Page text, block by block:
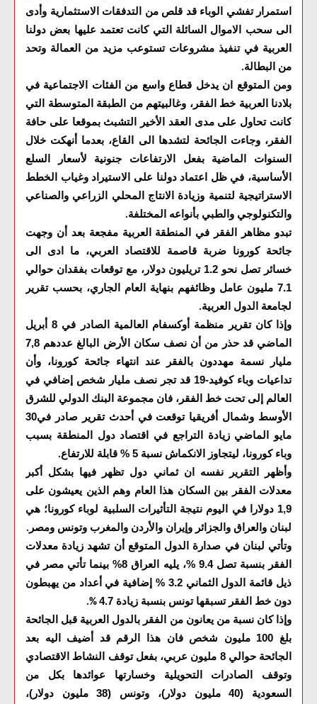
استمرار تفشي الوباء قد قلص من التدفقات الاستثمارية وأدى
الى سحب الاموال السائلة التي كانت تعتمد عليها بعض دولنا
العربية في تنفيذ مشروعات تستوعب مزيد من العمالة وتحد
من البطالة.
ومن المتوقع ان يدخل قطاع واسع من الفئات الاجتماعية في
بلادنا العربية خط الفقر، وغالبيتهم من الطبقة المتوسطة التي
كانت تحاول على مدى العقد الأخير التشبث بموقعا على حافة
الفقر، وجاءت الجائحة لتشدها الى القاع، بعدما أنهكت خلال
السنوات الماضية بفعل الارتفاعات جنونية لأسعار السلع
الأساسية، في ظل اعتماد دولنا على الاستيراد وغياب الخطط
الاستراتيجية لتنمية وزيادة الانتاج المحلي الزراعي والصناعي
والتكنولوجي والطبي بأنواعه المختلفة.
تبدو مظاهر الفقر في المنطقة العربية مفجعة بعد أن وجهت
جائحة كورونا ضربة قاصمة للاقتصاد العربي، ما ادى الى
خسائر تصل نحو 1.2 تريليون دولار، مع توقعات بفقدان حوالي
7.1 مليون عامل وظائفهم بنهاية العام الجاري، بحسب تقرير
لجامعة الدول العربية.
وإذا كان تقرير منظمة أوكسفام العالمية الصادر في 8 أبريل
الماضي قد حذر من أن نصف سكان الأرض البالغ عددهم 7,8
مليار نسمة مهددون بالفقر عند انتهاء جائحة كورونا، وأن
تداعيات وباء كوفيد-19 قد تجر نصف مليار شخص إضافي في
العالم إلى تحت خط الفقر، فان مجموعة البنك الدولي للشرق
الأوسط وشمال أفريقيا توقعت في أحدث تقرير صادر في30
مايو الماضي زيادة التراجع في اقتصاد دول المنطقة بسبب
وباء كورونا، ليتجاوز الانكماش نسبة 5 % قابلة للارتفاع
.
وأظهر التقرير نفسه ان ثماني دول تظهر فيها بشكل أكبر
معدلات الفقر بين السكان هذا العام وهم الذين يعيشون على
1,9 دولارا في اليوم نتيجة التأثيرات السلبية لوباء كورونا؛ هي
لبنان والعراق والجزائر وإيران والأردن والمغرب وتونس ومصر .
وتأتي لبنان في صدارة الدول المتوقع أن تشهد زيادة معدلات
الفقر بنسبة تصل 9.4 %، يليه العراق 8% بينما تأتي مصر في
ذيل قائمة الدول الثماني 3.2 % إضافية في أعداد من يهبطون
دون خط الفقر تسبقها تونس بنسبة زيادة 4.7
%.
وإذا كان نسبة من يعانون من الفقر بالدول العربية قبل الجائحة
بلغ 100 مليون شخص فان هذا الرقم قد أضيف اليه بعد
الجائحة حوالي 8 مليون عربي، بفعل توقف النشاط الاقتصادي
وتوقف الصادرات التحويلية وخسارتها عوائدها بكل من
السعودية (40 مليون دولار)، وتونس (38 مليون دولار)،